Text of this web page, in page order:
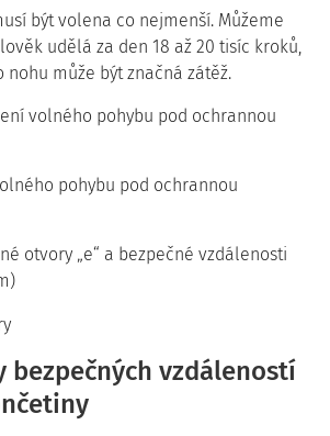
být volena co nejmenší. Můžeme
udělá za den 18 až 20 tisíc kroků,
nohu může být značná zátěž.
volného pohybu pod ochrannou
otvory „e“ a bezpečné vzdálenosti
bezpečných vzdáleností